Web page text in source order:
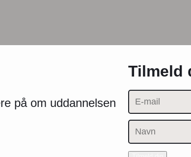
på om uddannelsen
Tilmeld